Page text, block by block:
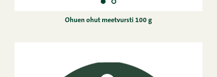
Ohuen ohut meetvursti 100 g